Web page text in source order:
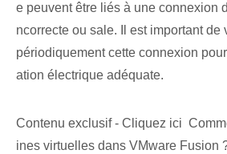
e peuvent être liés à une connexion
ncorrecte ou sale. Il est important de
périodiquement cette connexion
ation électrique adéquate.
Contenu exclusif - Cliquez ici
ines virtuelles dans VMware Fusion